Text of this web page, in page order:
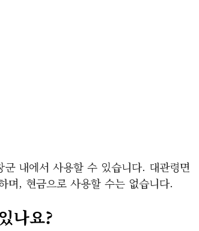
내에서 사용할 수 있습니다. 대관령면
며, 현금으로 사용할 수는 없습니다.
나요?